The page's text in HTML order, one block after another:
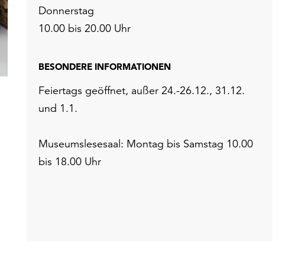
Donnerstag
10.00 bis 20.00 Uhr
BESONDERE INFORMATIONEN
Feiertags geöffnet, außer 24.-26.12., 31.12.
und 1.1.
Museumslesesaal: Montag bis Samstag 10.00
bis 18.00 Uhr